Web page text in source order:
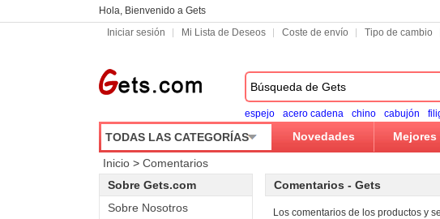
Hola, Bienvenido a Gets
Iniciar sesión
Mi Lista de Deseos Coste de envío Tipo de cambio
espejo acero cadena chino cabujón
TODAS LAS CATEGORÍAS Novedades Mejores
Inicio > Comentarios
Sobre Gets.com
Sobre Nosotros
Comentarios - Gets
Los comentarios de los productos y